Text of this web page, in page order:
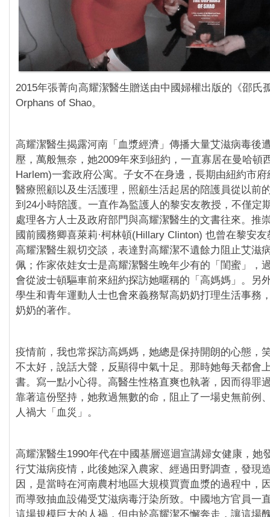
2015年張菁向高耀潔醫生贈送由中國婦權出版的《邵氏
Orphans of Shao。
高耀潔醫生揭露河南「血漿經濟」傳播大量艾滋病毒後
壓，萬般無奈，她2009年來到紐約，一直寡居在曼哈頓
Harlem)一套政府公寓。子女不在身邊，長期由紐約市
醫療照顧以及生活護理，照顧生活起居的陪護員從以前
到24小時陪護。一直作為監護人的黎安友教授，不僅定
處理各方人士及政府部門與高耀潔醫生的文書往來。推
國前國務卿喜萊莉·柯林頓(Hillary Clinton) 也曾在黎安
高耀潔醫生親切交談，表達對高耀潔不遺餘力阻止艾滋
佩；作家依娃女士是高耀潔醫生晚年少有的「閨蜜」，
會從波士頓驅車前來紐約探訪她暱稱的「高媽媽」。另
學生和青年運動人士也會來義務幫高奶奶打理生活事務
奶奶的著作。
疫情前，我也常探訪高媽媽，她總是保持開朗的心態，
不太好，說話大聲，反顯得中氣十足。那時她每天都會
書。寫一點小心得。高醫生性格直爽也執著，因而得罪
靠著這份堅持，她救過無數的命，阻止了一場史無前例
人禍大「血災」。
高耀潔醫生1990年代在中國基層巡迴宣講婦女健康，她
行艾滋病疫情，此後她深入農家、經過田野調查，發現
因，是當時在河南農村地區大規模買賣血漿的過程中，
而導致抽血設備受艾滋病毒汙染所致。中國地方官員一
這場規模巨大的人禍，但由於高耀潔不懈奔走，讓這場